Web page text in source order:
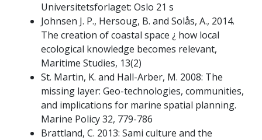
Universitetsforlaget: Oslo 21 s
Johnsen J. P., Hersoug, B. and Solås, A., 2014.
The creation of coastal space ¿ how local
ecological knowledge becomes relevant,
Maritime Studies, 13(2)
St. Martin, K. and Hall-Arber, M. 2008: The
missing layer: Geo-technologies, communities,
and implications for marine spatial planning.
Marine Policy 32, 779-786
Brattland, C. 2013: Sami culture and the